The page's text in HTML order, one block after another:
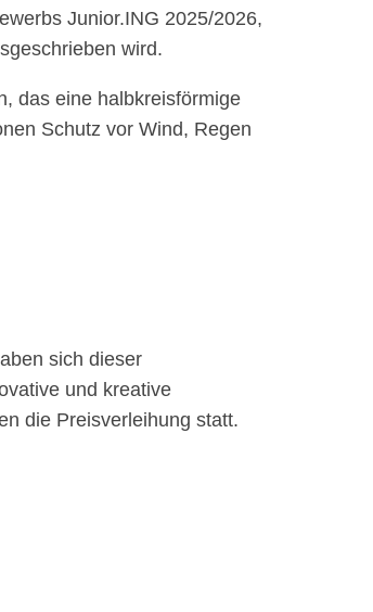
Junior.ING 2025/2026,
wird.
das eine halbkreisförmige
Schutz vor Wind, Regen
sich dieser
und kreative
die Preisverleihung statt.